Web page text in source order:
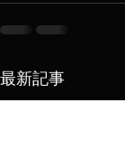
最新記事